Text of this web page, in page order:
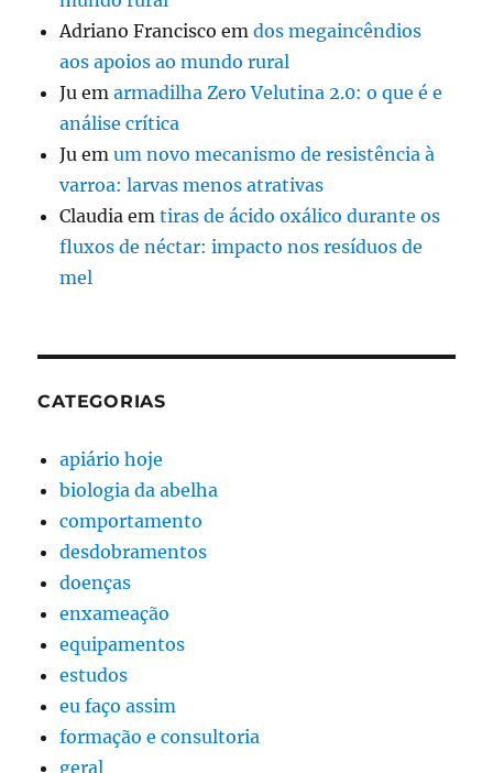
Adriano Francisco emdos megaincêndios
aos apoios ao mundo rural
Ju emarmadilha Zero Velutina 2.0: o que é e
análise crítica
Ju emum novo mecanismo de resistência à
varroa: larvas menos atrativas
Claudia emtiras de ácido oxálico durante os
fluxos de néctar: impacto nos resíduos de
mel
CATEGORIAS
apiário hoje
biologia da abelha
comportamento
desdobramentos
doenças
enxameação
equipamentos
estudos
eu faço assim
formação e consultoria
geral